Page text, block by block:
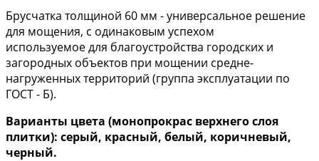
Брусчатка толщиной 60 мм - универсальное решение
для мощения, с одинаковым успехом
используемое для благоустройства городских и
загородных объектов при мощении средне-
нагруженных территорий (группа эксплуатации по
ГОСТ - Б).
Варианты цвета (монопрокрас верхнего слоя
плитки): серый, красный, белый, коричневый,
черный.